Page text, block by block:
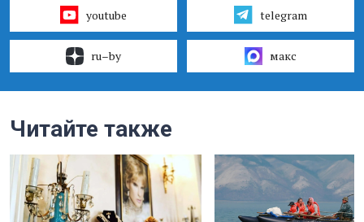
youtube telegram
ru–by макс
Читайте также